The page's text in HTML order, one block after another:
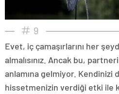
9
Evet, iç çamaşırlarını her
almalısınız. Ancak bu,
anlamına gelmiyor. Kendinizi
hissetmenizin verdiği etki ile